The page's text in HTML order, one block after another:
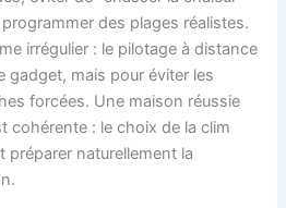
des plages réalistes.
irrégulier : le pilotage à distance
gadget, mais pour éviter les
forcées. Une maison réussie
cohérente : le choix de la clim
préparer naturellement la